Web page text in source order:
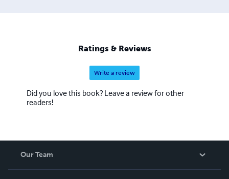
Ratings & Reviews
Write a review
Did you love this book? Leave a review for other
readers!
Our Team